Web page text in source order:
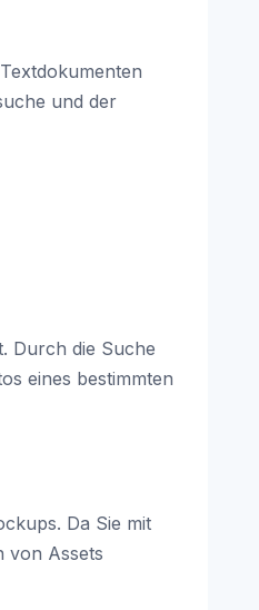
und der
Durch die Suche
eines bestimmten
Da Sie mit
von Assets